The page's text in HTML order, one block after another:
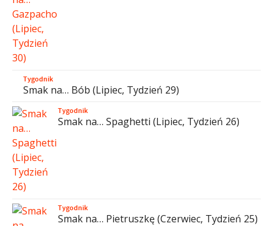
Tygodnik
Smak na… Bób (Lipiec, Tydzień 29)
Tygodnik
Smak na… Spaghetti (Lipiec, Tydzień 26)
Tygodnik
Smak na… Pietruszkę (Czerwiec, Tydzień 25)